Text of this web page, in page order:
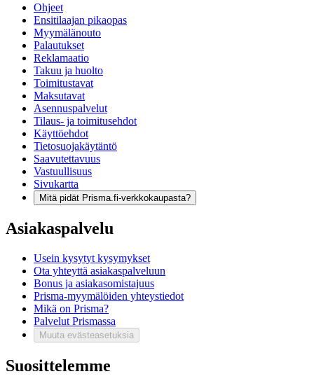
Ohjeet
Ensitilaajan pikaopas
Myymälänouto
Palautukset
Reklamaatio
Takuu ja huolto
Toimitustavat
Maksutavat
Asennuspalvelut
Tilaus- ja toimitusehdot
Käyttöehdot
Tietosuojakäytäntö
Saavutettavuus
Vastuullisuus
Sivukartta
Mitä pidät Prisma.fi-verkkokaupasta?
Asiakaspalvelu
Usein kysytyt kysymykset
Ota yhteyttä asiakaspalveluun
Bonus ja asiakasomistajuus
Prisma-myymälöiden yhteystiedot
Mikä on Prisma?
Palvelut Prismassa
Muuta evästeasetuksia
Suosittelemme